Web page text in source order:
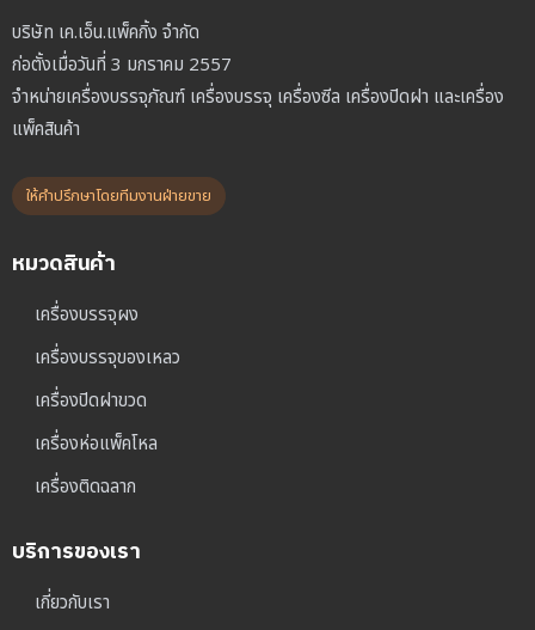
บริษัท เค.เอ็น.แพ็คกิ้ง จำกัด
ก่อตั้งเมื่อวันที่ 3 มกราคม 2557
จำหน่ายเครื่องบรรจุภัณฑ์ เครื่องบรรจุ เครื่องซีล เครื่องปิดฝา และเครื่อง
แพ็คสินค้า
ให้คำปรึกษาโดยทีมงานฝ่ายขาย
หมวดสินค้า
เครื่องบรรจุผง
เครื่องบรรจุของเหลว
เครื่องปิดฝาขวด
เครื่องห่อแพ็คโหล
เครื่องติดฉลาก
บริการของเรา
เกี่ยวกับเรา